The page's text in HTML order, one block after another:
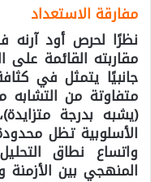
مفارقة الاستعداد
نظرًا لحرص أود آرنه
مقاربته القائمة على
جانبيًا يتمثل في
متفاوتة من
(يشبه بدرجة
الأسلوبية تظل
واتساع نطاق
المنهجي بين الأزمنة